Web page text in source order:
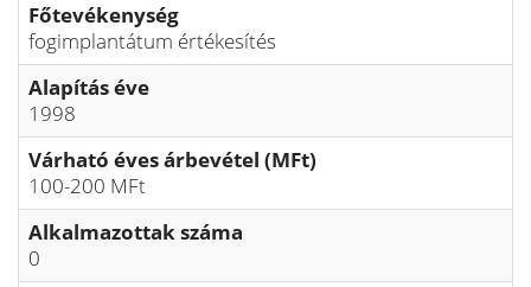
Főtevékenység
fogimplantátum értékesítés
Alapítás éve
1998
Várható éves árbevétel (MFt)
100-200 MFt
Alkalmazottak száma
0